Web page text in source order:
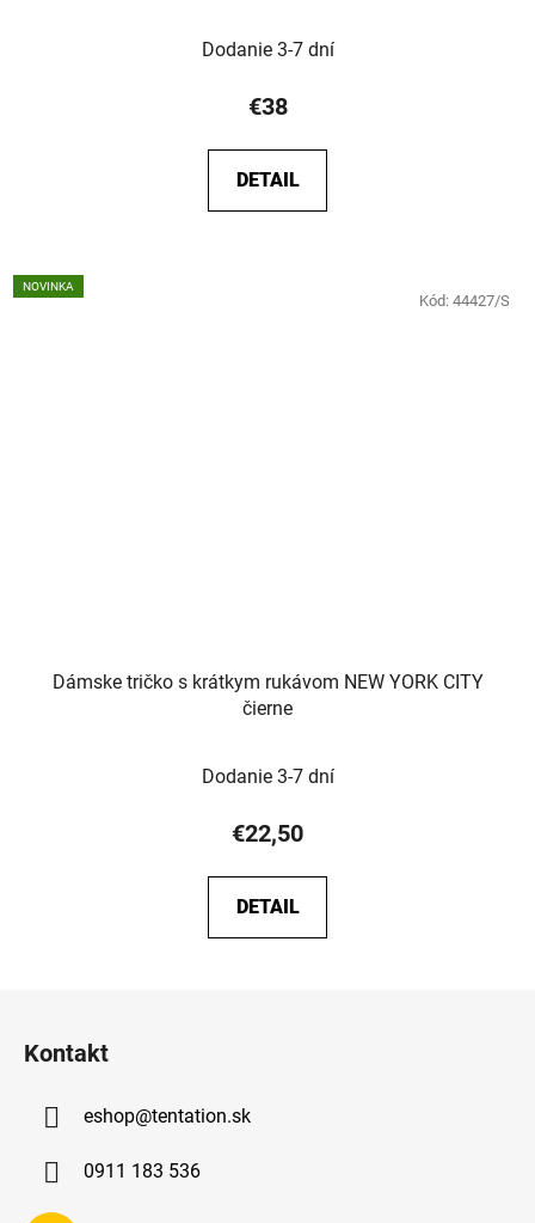
Dodanie 3-7 dní
€38
DETAIL
NOVINKA
Dámske tričko s krátkym rukávom NEW YORK CITY
čierne
Dodanie 3-7 dní
€22,50
DETAIL
Kód: 44427/S
Kontakt
eshop@tentation.sk
0911 183 536